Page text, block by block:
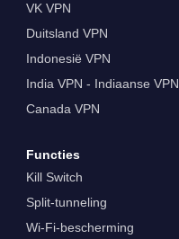
VK VPN
Duitsland VPN
Indonesië VPN
India VPN - Indiaanse VPN
Canada VPN
Functies
Kill Switch
Split-tunneling
Wi-Fi-bescherming